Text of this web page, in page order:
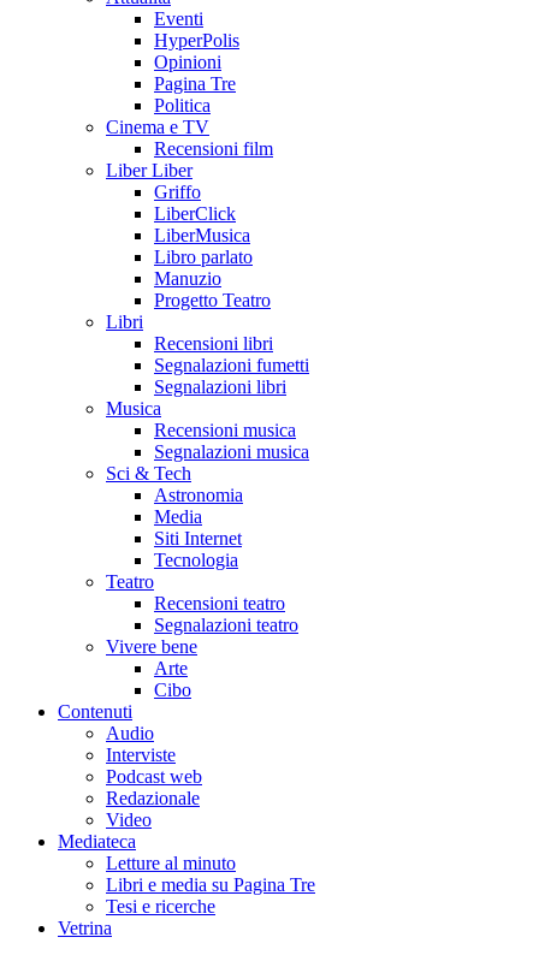
Eventi
HyperPolis
Opinioni
Pagina Tre
Politica
Cinema e TV
Recensioni film
Liber Liber
Griffo
LiberClick
LiberMusica
Libro parlato
Manuzio
Progetto Teatro
Libri
Recensioni libri
Segnalazioni fumetti
Segnalazioni libri
Musica
Recensioni musica
Segnalazioni musica
Sci & Tech
Astronomia
Media
Siti Internet
Tecnologia
Teatro
Recensioni teatro
Segnalazioni teatro
Vivere bene
Arte
Cibo
Contenuti
Audio
Interviste
Podcast web
Redazionale
Video
Mediateca
Letture al minuto
Libri e media su Pagina Tre
Tesi e ricerche
Vetrina